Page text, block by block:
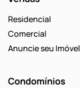
Residencial
Comercial
Anuncie seu Imóvel
Condomínios